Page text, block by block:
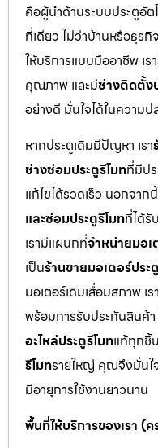
คือผู้นำด้านระบบประตูอั
ที่เดียว ไม่ว่าบ้านหรือธุร
ให้บริการแบบมืออาชีพ เรา
คุณภาพ และมีช่างติดตั้ง
อย่างดี มั่นใจได้ในความ
หากประตูเดิมมีปัญหา เรา
ช่างซ่อมประตูรีโมทที่มีป
แก้ไขได้รวดเร็ว นอกจาก
และซ่อมประตูรีโมทที่ได้รั
เรามีแผนกที่จำหน่ายมอเ
เป็นร้านขายมอเตอร์ประ
มอเตอร์เดิมเสื่อมสภาพ เรา
พร้อมการรับประกันสินค้า
อะไหล่ประตูรีโมทแท้ทุกชิ้
รีโมทรายใหญ่ คุณจึงมั่นใ
มีอายุการใช้งานยาวนาน
พื้นที่ให้บริการของเรา